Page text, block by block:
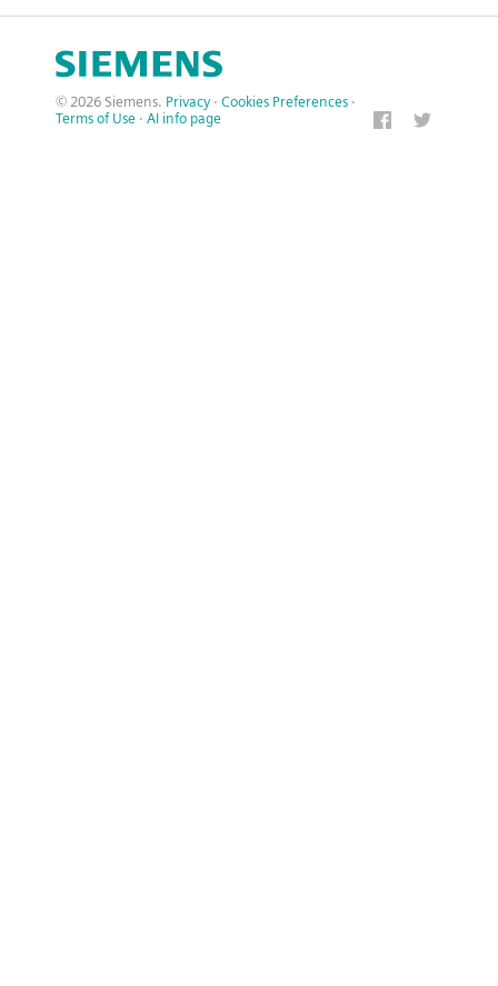
© 2026 Siemens. Privacy · Cookies Preferences ·
Terms of Use · AI info page